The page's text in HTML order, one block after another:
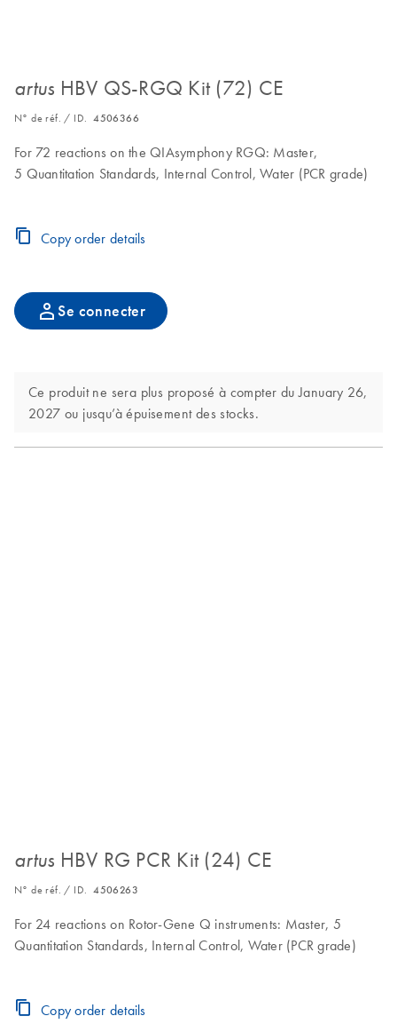
artus HBV QS-RGQ Kit (72) CE
N° de réf. / ID.4506366
For 72 reactions on the QIAsymphony RGQ: Master,
5 Quantitation Standards, Internal Control, Water (PCR grade)
Copy order details
Se connecter
Ce produit ne sera plus proposé à compter du January 26,
2027 ou jusqu’à épuisement des stocks.
artus HBV RG PCR Kit (24) CE
N° de réf. / ID.4506263
For 24 reactions on Rotor-Gene Q instruments: Master, 5
Quantitation Standards, Internal Control, Water (PCR grade)
Copy order details